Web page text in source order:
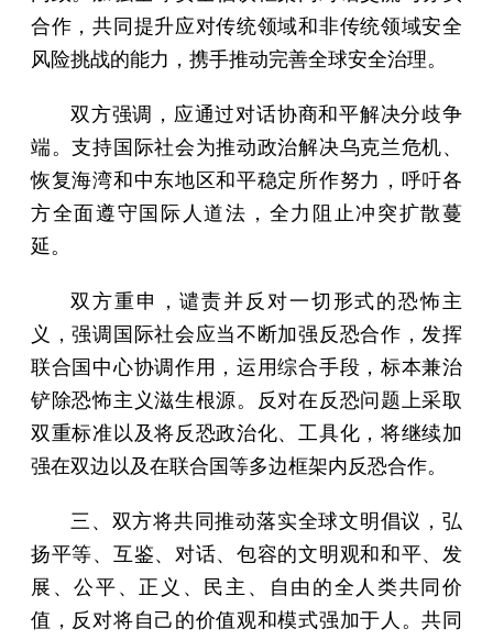
合作，共同提升应对传统领域和非传统领域安全
风险挑战的能力，携手推动完善全球安全治理。
双方强调，应通过对话协商和平解决分歧争
端。支持国际社会为推动政治解决乌克兰危机、
恢复海湾和中东地区和平稳定所作努力，呼吁各
方全面遵守国际人道法，全力阻止冲突扩散蔓
延。
双方重申，谴责并反对一切形式的恐怖主
义，强调国际社会应当不断加强反恐合作，发挥
联合国中心协调作用，运用综合手段，标本兼治
铲除恐怖主义滋生根源。反对在反恐问题上采取
双重标准以及将反恐政治化、工具化，将继续加
强在双边以及在联合国等多边框架内反恐合作。
三、双方将共同推动落实全球文明倡议，弘
扬平等、互鉴、对话、包容的文明观和和平、发
展、公平、正义、民主、自由的全人类共同价
值，反对将自己的价值观和模式强加于人。共同